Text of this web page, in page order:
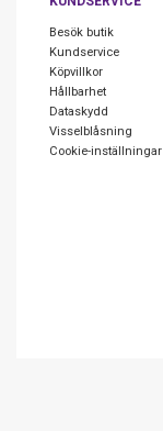
Besök butik
Kundservice
Köpvillkor
Hållbarhet
Dataskydd
Visselblåsning
Cookie-inställningar